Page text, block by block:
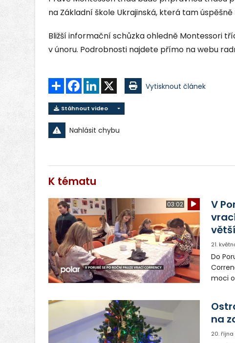
na Základní škole Ukrajinská, která tam
Bližší informační schůzka ohledně Montessori
v únoru. Podrobnosti najdete přímo na webu
Sdílet FacebookLinkedIn Vytisknout článek
Stáhnout video
Nahlásit chybu
K tématu
03:02
V
21.
Do
moci
na
20. října